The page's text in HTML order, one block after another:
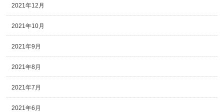
2021年12月
2021年10月
2021年9月
2021年8月
2021年7月
2021年6月